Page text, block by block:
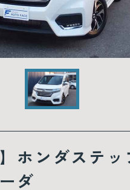
ホンダステッ
ダ